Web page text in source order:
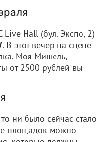
Hall (бул. Экспо, 2)
. В этот вечер на сцене
Моя Мишель,
от 2500 рублей вы
ни было сейчас стало
площадок можно